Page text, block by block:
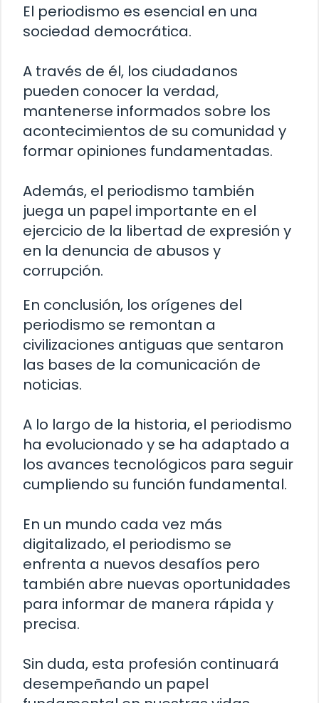
El periodismo es esencial en una
sociedad democrática.
A través de él, los ciudadanos
pueden conocer la verdad,
mantenerse informados sobre los
acontecimientos de su comunidad y
formar opiniones fundamentadas.
Además, el periodismo también
juega un papel importante en el
ejercicio de la libertad de expresión y
en la denuncia de abusos y
corrupción.
En conclusión, los orígenes del
periodismo se remontan a
civilizaciones antiguas que sentaron
las bases de la comunicación de
noticias.
A lo largo de la historia, el periodismo
ha evolucionado y se ha adaptado a
los avances tecnológicos para seguir
cumpliendo su función fundamental.
En un mundo cada vez más
digitalizado, el periodismo se
enfrenta a nuevos desafíos pero
también abre nuevas oportunidades
para informar de manera rápida y
precisa.
Sin duda, esta profesión continuará
desempeñando un papel